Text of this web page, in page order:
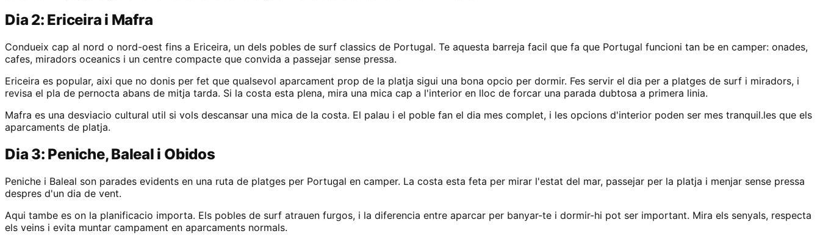
Dia 2: Ericeira i Mafra
Condueix cap al nord o nord-oest fins a Ericeira, un dels pobles de surf classics de Portugal. Te aquesta barreja facil que fa que Portugal funcioni tan be en camper: onades,
cafes, miradors oceanics i un centre compacte que convida a passejar sense pressa.
Ericeira es popular, aixi que no donis per fet que qualsevol aparcament prop de la platja sigui una bona opcio per dormir. Fes servir el dia per a platges de surf i miradors, i
revisa el pla de pernocta abans de mitja tarda. Si la costa esta plena, mira una mica cap a l'interior en lloc de forcar una parada dubtosa a primera linia.
Mafra es una desviacio cultural util si vols descansar una mica de la costa. El palau i el poble fan el dia mes complet, i les opcions d'interior poden ser mes tranquil.les que els
aparcaments de platja.
Dia 3: Peniche, Baleal i Obidos
Peniche i Baleal son parades evidents en una ruta de platges per Portugal en camper. La costa esta feta per mirar l'estat del mar, passejar per la platja i menjar sense pressa
despres d'un dia de vent.
Aqui tambe es on la planificacio importa. Els pobles de surf atrauen furgos, i la diferencia entre aparcar per banyar-te i dormir-hi pot ser important. Mira els senyals, respecta
els veins i evita muntar campament en aparcaments normals.